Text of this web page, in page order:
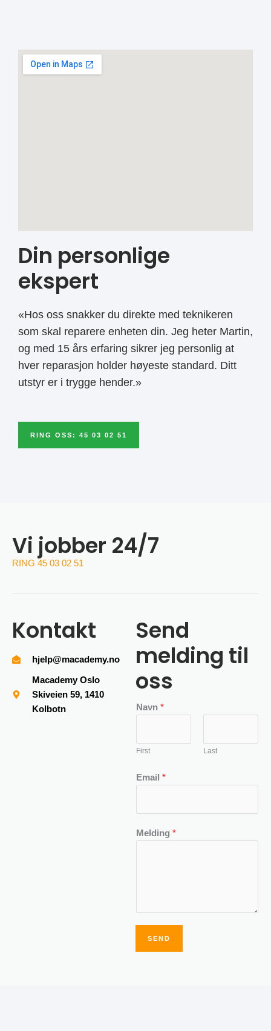
Din personlige
ekspert
«Hos oss snakker du direkte med teknikeren
som skal reparere enheten din. Jeg heter Martin,
og med 15 års erfaring sikrer jeg personlig at
hver reparasjon holder høyeste standard. Ditt
utstyr er i trygge hender.»
RING OSS: 45 03 02 51
Vi jobber 24/7
RING 45 03 02 51
Kontakt
hjelp@macademy.no
Macademy Oslo
Skiveien 59, 1410
Kolbotn
Send
melding til
oss
Navn *
First Last
Email *
Melding *
SEND